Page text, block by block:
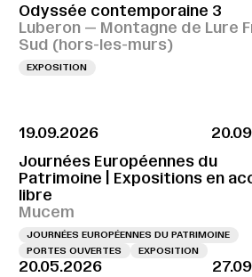
Odyssée contemporaine 3
Luberon — Montagne de Lure
Sud (hors-les-murs)
EXPOSITION
19.09.2026
Journées Européennes du
Patrimoine | Expositions en
libre
Mucem
JOURNÉES EUROPÉENNES DU PATRIMOINE
PORTES OUVERTES
EXPOSITION
20.05.2026